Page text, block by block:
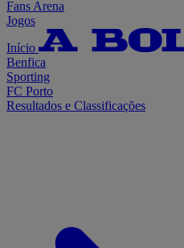
Fans Arena
Jogos
Início
Benfica
Sporting
FC Porto
Resultados e Classificações